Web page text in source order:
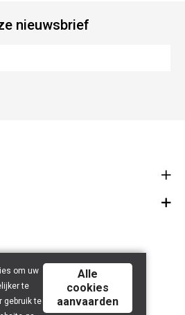
nieuwsbrief
om uw
te
gebruik te
Alle
cookies
aanvaarden